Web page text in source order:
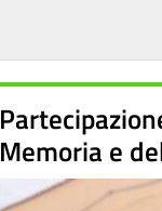
Memoria e